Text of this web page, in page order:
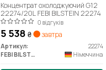
Концентрат охолоджуючий G12
22274/20L FEBI BILSTEIN 22274
0 відгуків
5 538 ₴ завтра
Артикул:
22274
FEBI BILSTEIN
Німеччина